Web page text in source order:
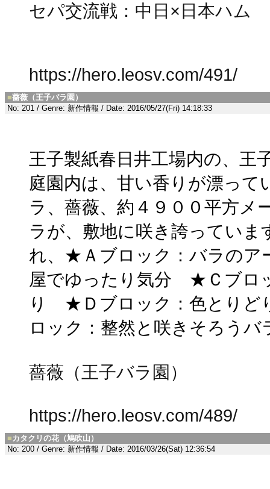
セパ交流戦：中日×日本ハム
https://hero.leosv.com/491/
■薔薇（王子バラ園）
No: 201 / Genre: 新作情報 / Date: 2016/05/27(Fri) 14:18:33
王子製紙春日井工場内の、王
庭園内は、甘い香りが漂っ
ラ、薔薇、約４９００平方メ
ラが、敷地に咲き誇ってい
れ、★Ａブロック：バラの
屋でゆったり気分 ★Ｃブロ
り ★Ｄブロック：色とり
ロック：整然と咲きそろうバ
薔薇（王子バラ園）
https://hero.leosv.com/489/
■カタクリの花（鳩吹山）
No: 200 / Genre: 新作情報 / Date: 2016/03/26(Sat) 12:36:54